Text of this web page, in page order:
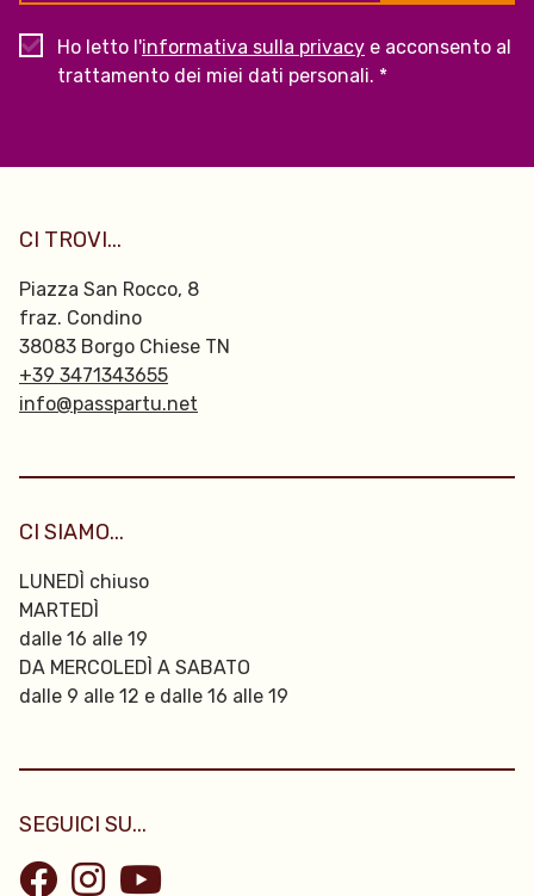
Ho letto l'informativa sulla privacy e acconsento al
trattamento dei miei dati personali. *
CI TROVI...
Piazza San Rocco, 8
fraz. Condino
38083 Borgo Chiese TN
+39 3471343655
info@passpartu.net
CI SIAMO...
LUNEDÌ chiuso
MARTEDÌ
dalle 16 alle 19
DA MERCOLEDÌ A SABATO
dalle 9 alle 12 e dalle 16 alle 19
SEGUICI SU...